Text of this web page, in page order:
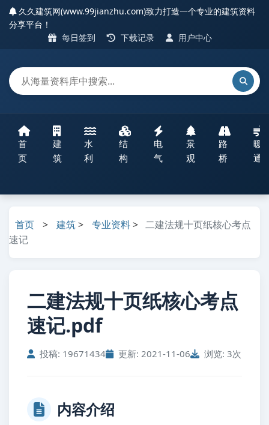
久久建筑网(www.99jianzhu.com)致力打造一个专业的建筑资料
分享平台！
每日签到
下载记录 用户中心
首
页
建
筑
水
利
结
构
电
气
景
观
路
桥
暖
通
首页 > 建筑> 专业资料> 二建法规十页纸核心考点
速记
二建法规十页纸核心考点
速记.pdf
投稿: 19671434 更新: 2021-11-06 浏览: 3次
内容介绍